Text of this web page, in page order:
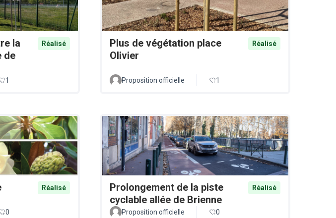
la
de
Réalisé
1
Plus de végétation place
Olivier
Réalisé
Proposition officielle 1
Réalisé
0
Prolongement de la piste
cyclable allée de Brienne
Réalisé
Proposition officielle 0